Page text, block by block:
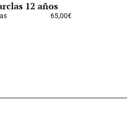
12 años
65,00€